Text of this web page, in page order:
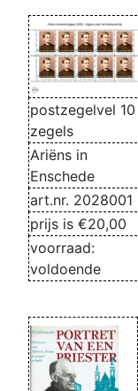
postzegelvel 10
zegels
Ariëns in
Enschede
art.nr. 2028001
prijs is €20,00
voorraad:
voldoende